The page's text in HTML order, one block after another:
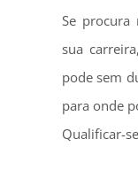
Se procura
sua
pode sem
para onde
Qualificar-